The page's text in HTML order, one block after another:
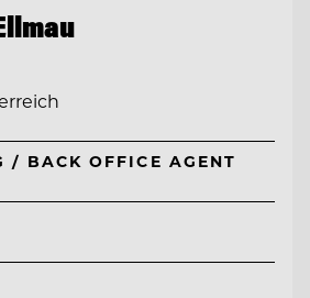
/ BACK OFFICE AGENT